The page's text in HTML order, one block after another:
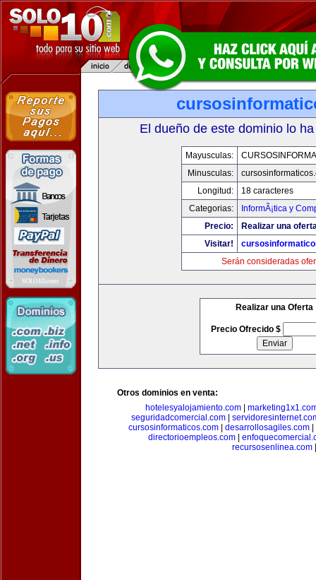
El dueño de este dominio lo
Mayusculas:
Minusculas:
Longitud:
18 caracteres
Categorias:
InformÃ¡tica y
Precio:
Realizar una
Visitar!
Serán consideradas
Realizar una Oferta
Precio Ofrecido $
Otros dominios en venta:
hotelesyalojamiento.com|
seguridadcomercial.com|
cursosinformaticos.com
desarrollosagiles.com
directorioempleos.com
recursosenlinea.com